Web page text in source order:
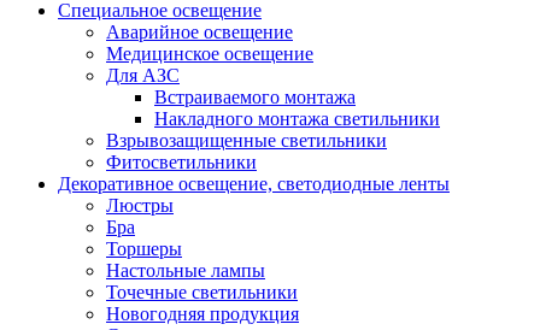
Специальное освещение
Аварийное освещение
Медицинское освещение
Для АЗС
Встраиваемого монтажа
Накладного монтажа светильники
Взрывозащищенные светильники
Фитосветильники
Декоративное освещение, светодиодные ленты
Люстры
Бра
Торшеры
Настольные лампы
Точечные светильники
Новогодняя продукция